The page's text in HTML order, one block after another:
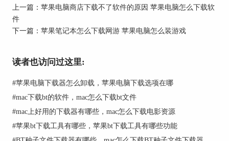
但是看到图2的搜索结果后，对于前两个评分比较
上一篇： 苹果电脑商店下载不了软件的原因 苹果电脑怎么下载软
件
下一篇： 苹果笔记本怎么下载网游 苹果电脑怎么装游戏
读者也访问过这里:
#苹果电脑下载器怎么卸载，苹果电脑下载选项在哪
#mac下载bt的软件，mac怎么下载bt文件
#mac上好用的下载器有哪些，mac怎么下载电影资源
#苹果bt下载工具有哪些，苹果bt下载工具有哪些功能